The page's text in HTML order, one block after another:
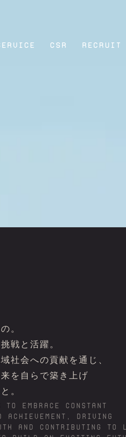
CSR RECRUIT
。
戦と活躍。
社会への貢献を通じ、
を自らで築き上げ
。
embrace constant
achievement, driving
and contributing to